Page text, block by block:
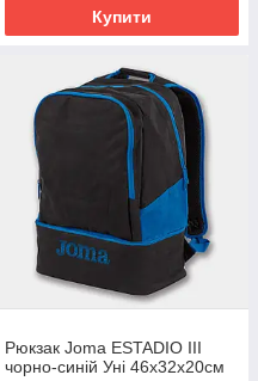
Купити
Рюкзак Joma ESTADIO III
чорно-синій Уні 46х32х20см